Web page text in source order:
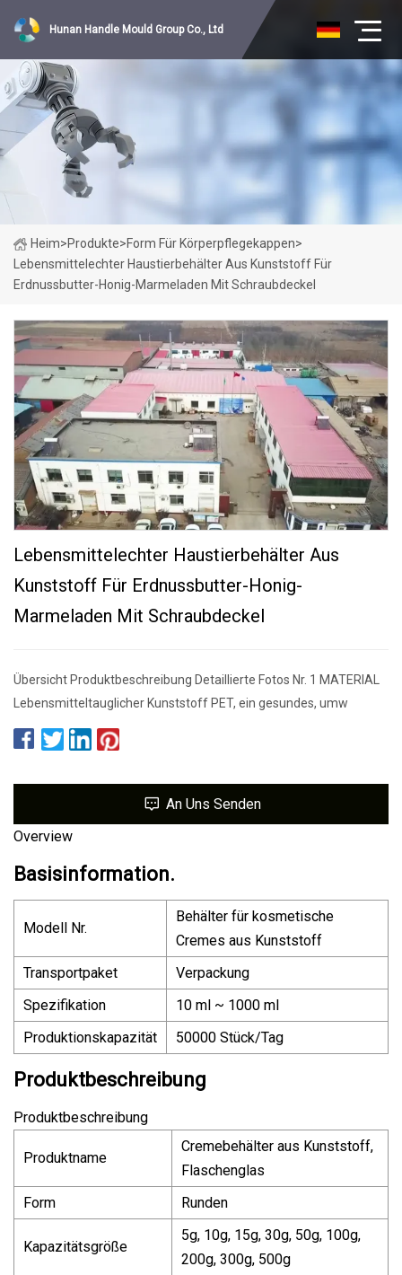
Hunan Handle Mould Group Co., Ltd
Heim>Produkte>Form Für Körperpflegekappen>
Lebensmittelechter Haustierbehälter Aus Kunststoff Für
Erdnussbutter-Honig-Marmeladen Mit Schraubdeckel
Lebensmittelechter Haustierbehälter Aus
Kunststoff Für Erdnussbutter-Honig-
Marmeladen Mit Schraubdeckel
Übersicht Produktbeschreibung Detaillierte Fotos Nr. 1 MATERIAL
Lebensmitteltauglicher Kunststoff PET, ein gesundes, umw
An Uns Senden
Overview
Basisinformation.
Modell Nr.
Behälter für kosmetische
Cremes aus Kunststoff
Transportpaket
Verpackung
Spezifikation
10 ml ~ 1000 ml
Produktionskapazität
50000 Stück/Tag
Produktbeschreibung
Produktbeschreibung
Produktname
Cremebehälter aus Kunststoff,
Flaschenglas
Form
Runden
Kapazitätsgröße
5g, 10g, 15g, 30g, 50g, 100g,
200g, 300g, 500g